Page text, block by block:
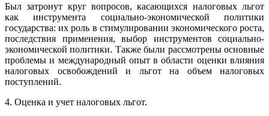
Был затронут круг вопросов, касающихся налоговых льгот
как инструмента социально-экономической политики
государства: их роль в стимулировании экономического роста,
последствия применения, выбор инструментов социально-
экономической политики. Также были рассмотрены основные
проблемы и международный опыт в области оценки влияния
налоговых освобождений и льгот на объем налоговых
поступлений.
4. Оценка и учет налоговых льгот.